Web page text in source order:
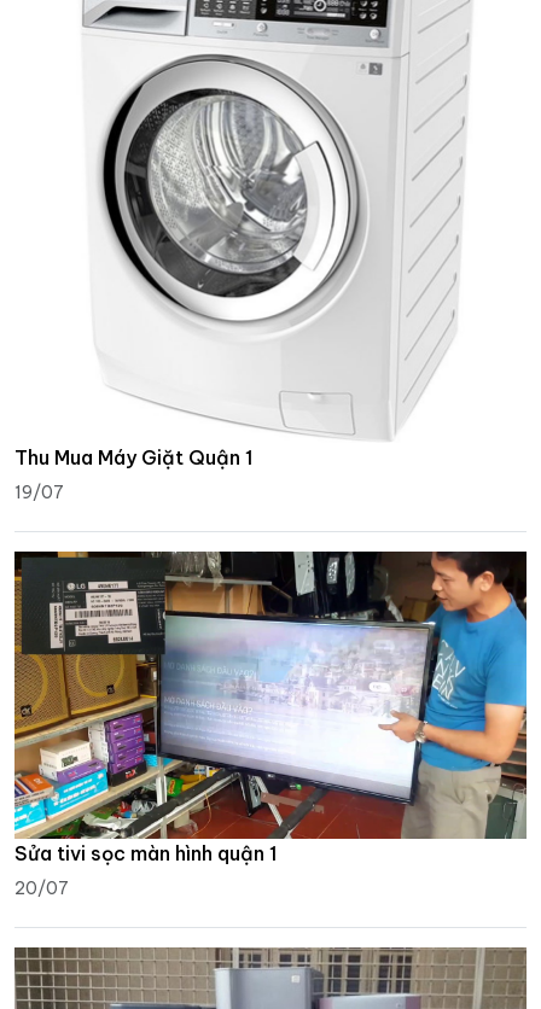
Thu Mua Máy Giặt Quận 1
19/07
Sửa tivi sọc màn hình quận 1
20/07